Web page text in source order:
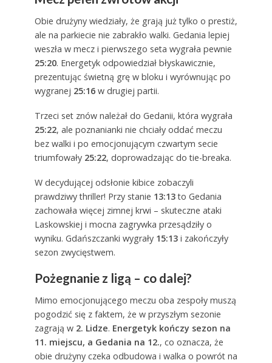
Obie drużyny wiedziały, że grają już tylko o prestiż,
ale na parkiecie nie zabrakło walki. Gedania lepiej
weszła w mecz i pierwszego seta wygrała pewnie
25:20. Energetyk odpowiedział błyskawicznie,
prezentując świetną grę w bloku i wyrównując po
wygranej 25:16w drugiej partii.
Trzeci set znów należał do Gedanii, która wygrała
25:22, ale poznanianki nie chciały oddać meczu
bez walki i po emocjonującym czwartym secie
triumfowały 25:22, doprowadzając do tie-breaka.
W decydującej odsłonie kibice zobaczyli
prawdziwy thriller! Przy stanie 13:13to Gedania
zachowała więcej zimnej krwi – skuteczne ataki
Laskowskiej i mocna zagrywka przesądziły o
wyniku. Gdańszczanki wygrały 15:13i zakończyły
sezon zwycięstwem.
Pożegnanie z ligą – co dalej?
Mimo emocjonującego meczu oba zespoły muszą
pogodzić się z faktem, że w przyszłym sezonie
zagrają w 2. Lidze. Energetyk kończy sezon na
11. miejscu, a Gedania na 12., co oznacza, że
obie drużyny czeka odbudowa i walka o powrót na